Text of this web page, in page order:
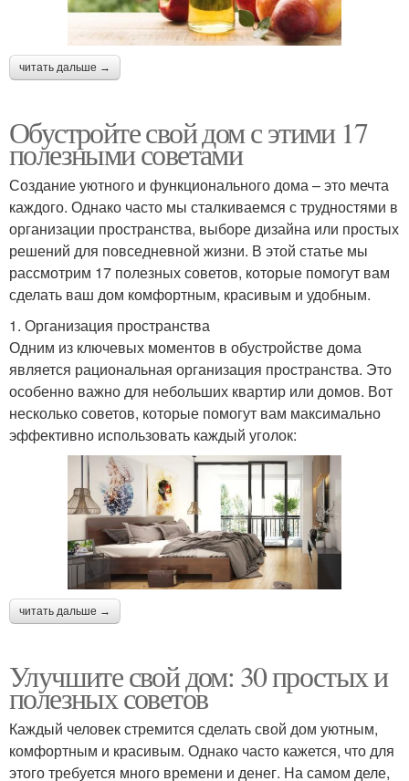
читать дальше →
Обустройте свой дом с этими 17
полезными советами
Создание уютного и функционального дома – это мечта
каждого. Однако часто мы сталкиваемся с трудностями в
организации пространства, выборе дизайна или простых
решений для повседневной жизни. В этой статье мы
рассмотрим 17 полезных советов, которые помогут вам
сделать ваш дом комфортным, красивым и удобным.
1. Организация пространства
Одним из ключевых моментов в обустройстве дома
является рациональная организация пространства. Это
особенно важно для небольших квартир или домов. Вот
несколько советов, которые помогут вам максимально
эффективно использовать каждый уголок:
читать дальше →
Улучшите свой дом: 30 простых и
полезных советов
Каждый человек стремится сделать свой дом уютным,
комфортным и красивым. Однако часто кажется, что для
этого требуется много времени и денег. На самом деле,